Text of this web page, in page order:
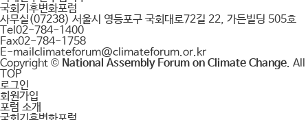
국회기후변화포럼
사무실(07238) 서울시 영등포구 국회대로72길 22, 가든빌딩 505호
Tel02-784-1400
Fax02-784-1758
E-mailclimateforum@climateforum.or.kr
Copyright © National Assembly Forum on Climate Change. All
TOP
로그인
회원가입
포럼 소개